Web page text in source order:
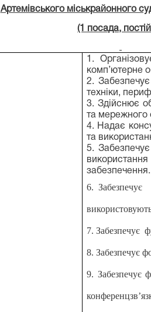
Артемівського міськрайонного
(1 посада,
1.
комп’ютерне
2.
техніки,
3. Здійснює
та мережного
4. Надає
та
5. Забезпечує
забезпечення.
6. Забезпечує
7. Забезпечує
8. Забезпечує
9. Забезпечує